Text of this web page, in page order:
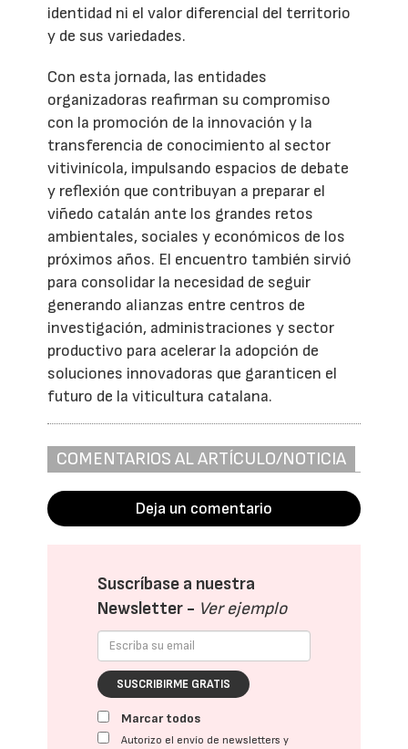
identidad ni el valor diferencial del territorio
y de sus variedades.
Con esta jornada, las entidades
organizadoras reafirman su compromiso
con la promoción de la innovación y la
transferencia de conocimiento al sector
vitivinícola, impulsando espacios de debate
y reflexión que contribuyan a preparar el
viñedo catalán ante los grandes retos
ambientales, sociales y económicos de los
próximos años. El encuentro también sirvió
para consolidar la necesidad de seguir
generando alianzas entre centros de
investigación, administraciones y sector
productivo para acelerar la adopción de
soluciones innovadoras que garanticen el
futuro de la viticultura catalana.
COMENTARIOS AL ARTÍCULO/NOTICIA
Deja un comentario
Suscríbase a nuestra
Newsletter - Ver ejemplo
SUSCRIBIRME GRATIS
Marcar todos
Autorizo el envío de newsletters y